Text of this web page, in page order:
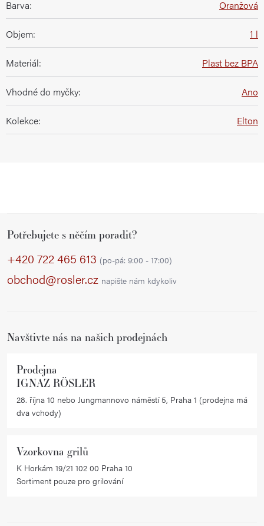
Barva: Oranžová
Objem: 1 l
Materiál: Plast bez BPA
Vhodné do myčky: Ano
Kolekce: Elton
Potřebujete s něčím poradit?
+420 722 465 613 (po-pá: 9:00 - 17:00)
obchod@rosler.cz napište nám kdykoliv
Navštivte nás na našich prodejnách
Prodejna
IGNAZ RÖSLER
28. října 10 nebo Jungmannovo náměstí 5, Praha 1 (prodejna má
dva vchody)
Vzorkovna grilů
K Horkám 19/21 102 00 Praha 10
Sortiment pouze pro grilování